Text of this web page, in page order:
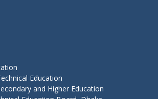
Education
and Higher Education